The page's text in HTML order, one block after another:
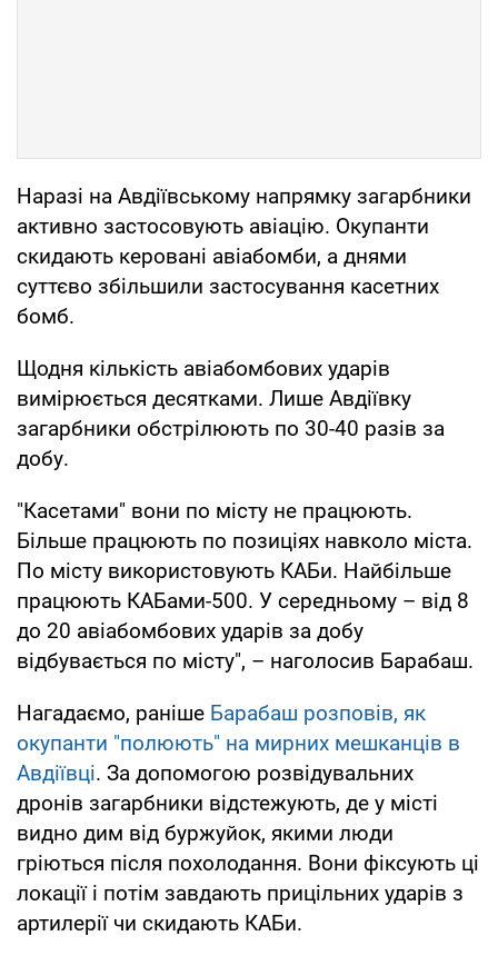
Наразі на Авдіївському напрямку загарбники
активно застосовують авіацію. Окупанти
скидають керовані авіабомби, а днями
суттєво збільшили застосування касетних
бомб.
Щодня кількість авіабомбових ударів
вимірюється десятками. Лише Авдіївку
загарбники обстрілюють по 30-40 разів за
добу.
"Касетами" вони по місту не працюють.
Більше працюють по позиціях навколо міста.
По місту використовують КАБи. Найбільше
працюють КАБами-500. У середньому – від 8
до 20 авіабомбових ударів за добу
відбувається по місту", – наголосив Барабаш.
Нагадаємо, раніше Барабаш розповів, як
окупанти "полюють" на мирних мешканців в
Авдіївці. За допомогою розвідувальних
дронів загарбники відстежують, де у місті
видно дим від буржуйок, якими люди
гріються після похолодання. Вони фіксують ці
локації і потім завдають прицільних ударів з
артилерії чи скидають КАБи.